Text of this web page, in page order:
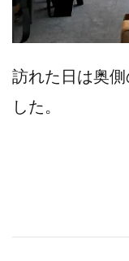
訪れた日は奥
した。